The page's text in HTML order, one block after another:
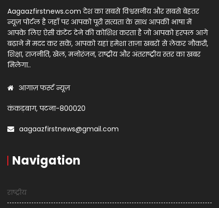
Aagaazfirstnews.com देश का सबसे विश्वसनीय और सबसे बेहतर
न्यूज़ पोर्टल है जहाँ पर आपको पूरी सत्यता के साथ आपकी भाषा में
आपके लिए ऐसी कंटेंट देने की कोशिश करता है जो आपको हरपल आगे
बढ़ाने में मदद कर सकें, आपको यहां हमेशा ताज़ा खबरों से लेकर नौकरी,
शिक्षा, राजनीति, खेल, मनोरंजन, राष्ट्रीय और अंतराष्ट्रीय स्तर का खबर
मिलेगा..
आगाज़ फर्स्ट न्यूज़
कंकड़बाग, पटना-800020
aagaazfirstnews@gmail.com
Navigation
राष्ट्रीय